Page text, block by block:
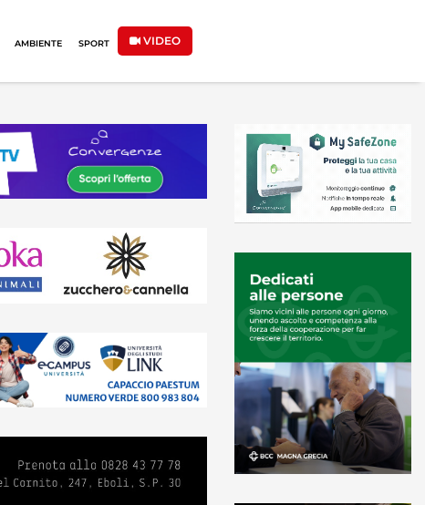
AMBIENTE SPORT VIDEO